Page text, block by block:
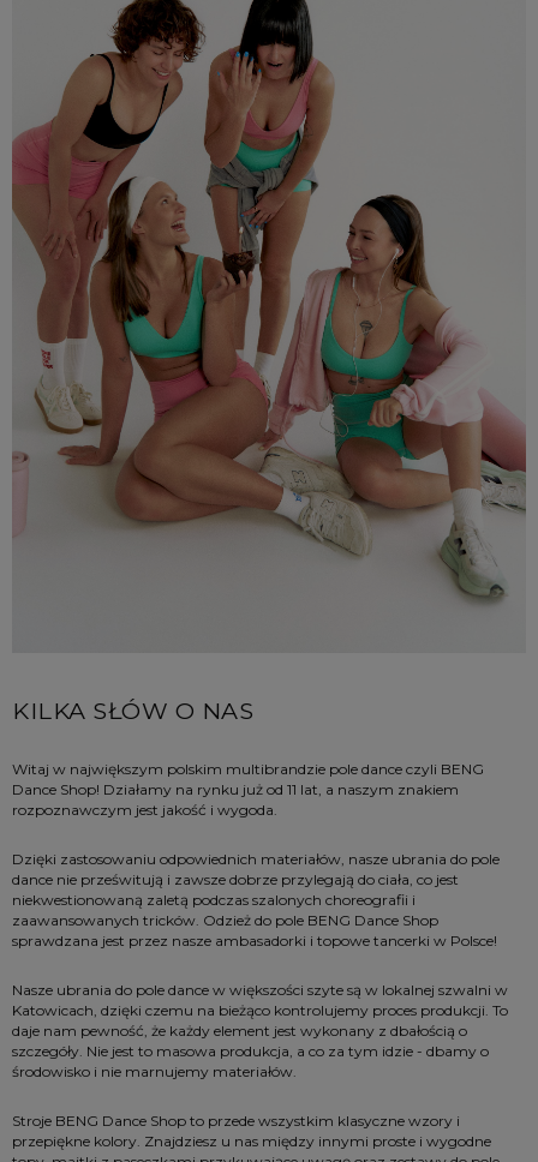
KILKA SŁÓW O NAS
Witaj w największym polskim multibrandzie pole dance czyli BENG
Dance Shop! Działamy na rynku już od 11 lat, a naszym znakiem
rozpoznawczym jest jakość i wygoda.
Dzięki zastosowaniu odpowiednich materiałów, nasze ubrania do pole
dance nie prześwitują i zawsze dobrze przylegają do ciała, co jest
niekwestionowaną zaletą podczas szalonych choreografii i
zaawansowanych tricków. Odzież do pole BENG Dance Shop
sprawdzana jest przez nasze ambasadorki i topowe tancerki w Polsce!
Nasze ubrania do pole dance w większości szyte są w lokalnej szwalni w
Katowicach, dzięki czemu na bieżąco kontrolujemy proces produkcji. To
daje nam pewność, że każdy element jest wykonany z dbałością o
szczegóły. Nie jest to masowa produkcja, a co za tym idzie - dbamy o
środowisko i nie marnujemy materiałów.
Stroje BENG Dance Shop to przede wszystkim klasyczne wzory i
przepiękne kolory. Znajdziesz u nas między innymi proste i wygodne